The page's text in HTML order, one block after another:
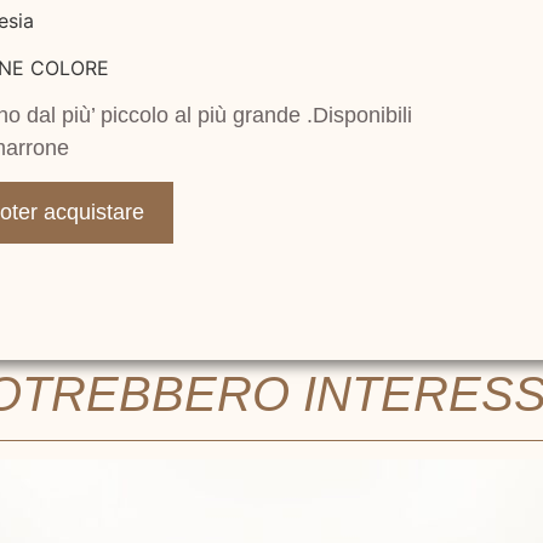
COLORE
dal più’ piccolo al più grande .Disponibili
acquistare